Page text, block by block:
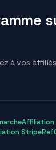
à vos
Affiliation
Stripe